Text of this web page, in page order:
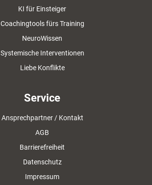
KI für Einsteiger
Coachingtools fürs Training
NeuroWissen
Systemische Interventionen
Liebe Konflikte
Service
Ansprechpartner / Kontakt
AGB
Barrierefreiheit
Datenschutz
Impressum